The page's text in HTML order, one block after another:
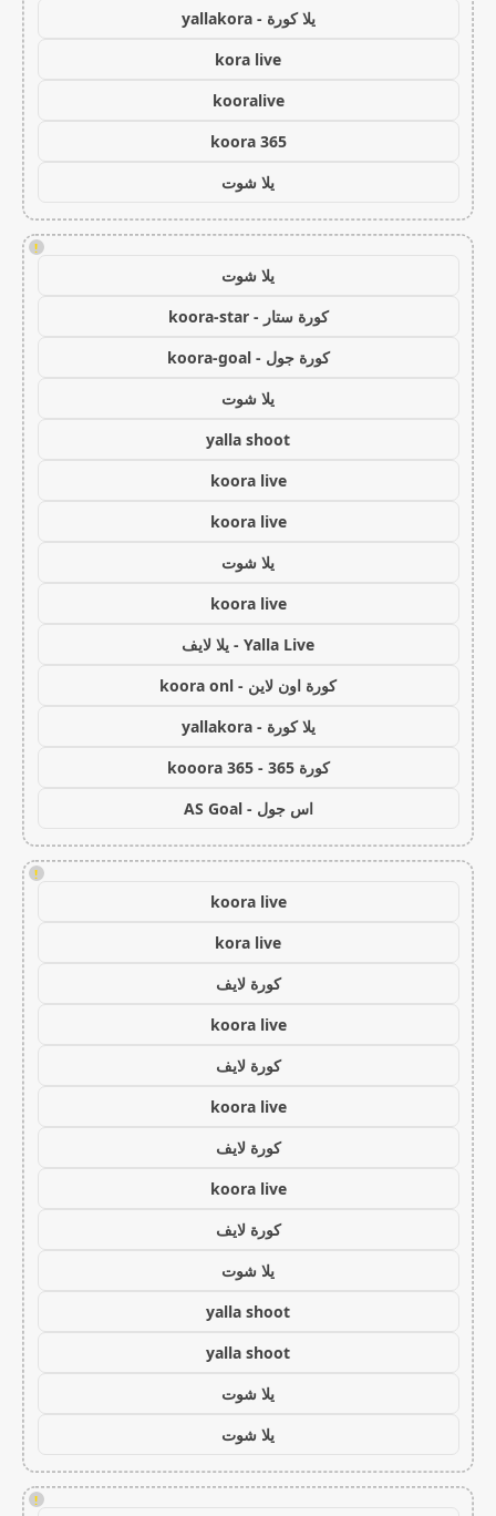
يلا كورة - yallakora
kora live
kooralive
koora 365
يلا شوت
!
يلا شوت
كورة ستار - koora-star
كورة جول - koora-goal
يلا شوت
yalla shoot
koora live
koora live
يلا شوت
koora live
Yalla Live - يلا لايف
كورة اون لاين - koora onl
يلا كورة - yallakora
كورة 365 - kooora 365
اس جول - AS Goal
!
koora live
kora live
كورة لايف
koora live
كورة لايف
koora live
كورة لايف
koora live
كورة لايف
يلا شوت
yalla shoot
yalla shoot
يلا شوت
يلا شوت
!